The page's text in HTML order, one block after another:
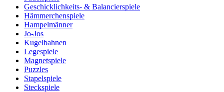
Geschicklichkeits- & Balancierspiele
Hämmerchenspiele
Hampelmänner
Jo-Jos
Kugelbahnen
Legespiele
Magnetspiele
Puzzles
Stapelspiele
Steckspiele